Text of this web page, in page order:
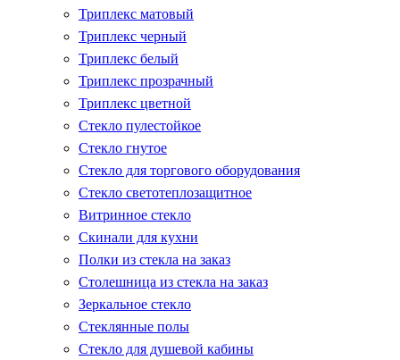
Триплекс матовый
Триплекс черный
Триплекс белый
Триплекс прозрачный
Триплекс цветной
Стекло пулестойкое
Стекло гнутое
Стекло для торгового оборудования
Стекло светотеплозащитное
Витринное стекло
Скинали для кухни
Полки из стекла на заказ
Столешница из стекла на заказ
Зеркальное стекло
Стеклянные полы
Стекло для душевой кабины